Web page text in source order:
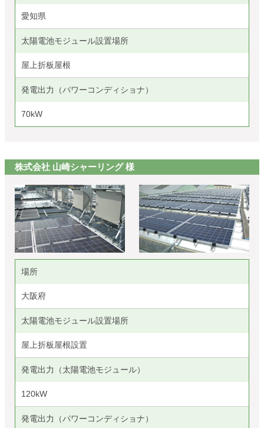
愛知県
太陽電池モジュール設置場所
屋上折板屋根
発電出力（パワーコンディショナ）
70kW
株式会社 山崎シャーリング 様
場所
大阪府
太陽電池モジュール設置場所
屋上折板屋根設置
発電出力（太陽電池モジュール）
120kW
発電出力（パワーコンディショナ）